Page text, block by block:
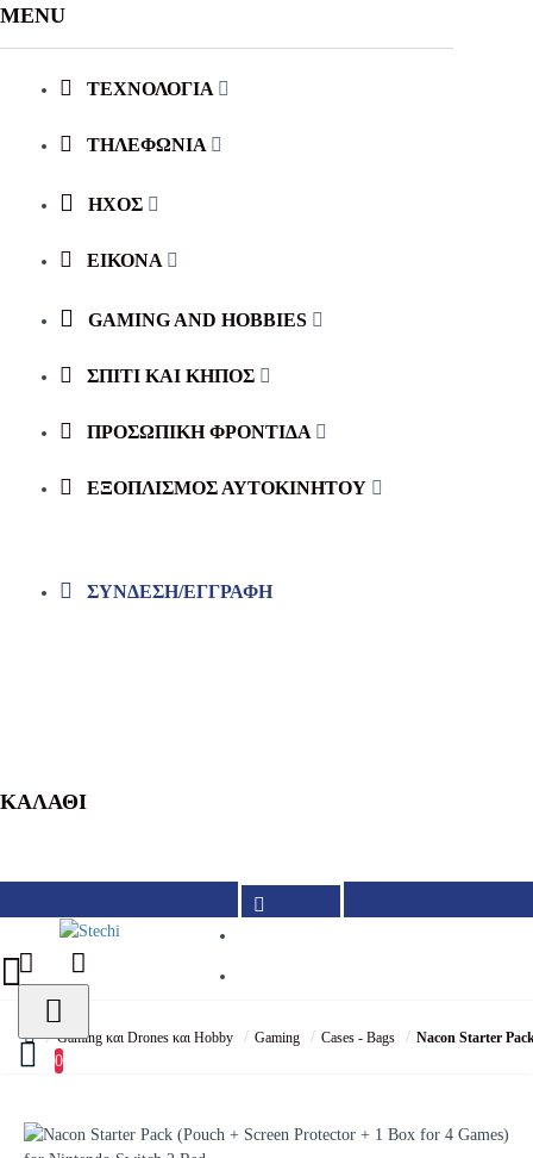
MENU
ΤΕΧΝΟΛΟΓΙΑ
ΤΗΛΕΦΩΝΙΑ
ΗΧΟΣ
ΕΙΚΟΝΑ
GAMING AND HOBBIES
ΣΠΙΤΙ ΚΑΙ ΚΗΠΟΣ
ΠΡΟΣΩΠΙΚΗ ΦΡΟΝΤΙΔΑ
ΕΞΟΠΛΙΣΜΌΣ ΑΥΤΟΚΙΝΉΤΟΥ
ΣΎΝΔΕΣΗ/ΕΓΓΡΑΦΉ
ΚΑΛΆΘΙ
0
Gaming και Drones και Hobby Gaming Cases - Bags Nacon Starter